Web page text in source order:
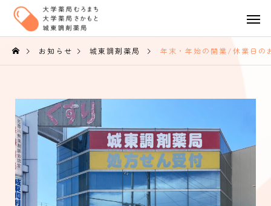
お知らせ 城東調剤薬局 年末・年始の開業/休業日のお知ら